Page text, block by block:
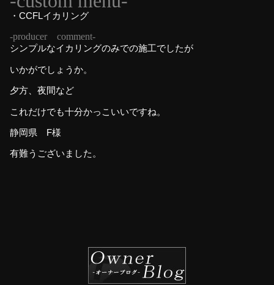
・CCFLイカリング
-producer comment-
シンプルなイカリングのみでの施工でしたが
いかがでしょうか。
夕方、夜間など
これだけでも十分かっこいいですね。
静岡県 F様
有難うございました。